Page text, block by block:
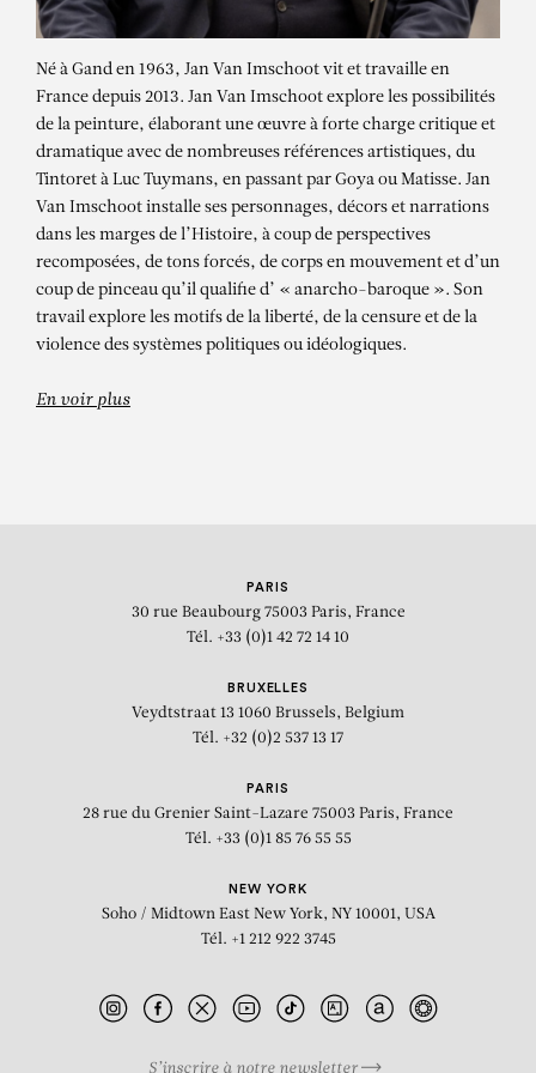
JAN VAN IMSCHOOT
La ignorancia de una mariposa azul
mexicana, 2023
Né à Gand en 1963, Jan Van Imschoot vit et travaille en
France depuis 2013. Jan Van Imschoot explore les possibilités
de la peinture, élaborant une œuvre à forte charge critique et
dramatique avec de nombreuses références artistiques, du
Tintoret à Luc Tuymans, en passant par Goya ou Matisse. Jan
Van Imschoot installe ses personnages, décors et narrations
dans les marges de l’Histoire, à coup de perspectives
recomposées, de tons forcés, de corps en mouvement et d’un
coup de pinceau qu’il qualifie d’ « anarcho-baroque ». Son
travail explore les motifs de la liberté, de la censure et de la
violence des systèmes politiques ou idéologiques.
En voir plus
PARIS
30 rue Beaubourg 75003 Paris, France
Tél. +33 (0)1 42 72 14 10
BRUXELLES
Veydtstraat 13 1060 Brussels, Belgium
Tél. +32 (0)2 537 13 17
PARIS
28 rue du Grenier Saint-Lazare 75003 Paris, France
Tél. +33 (0)1 85 76 55 55
NEW YORK
Soho / Midtown East New York, NY 10001, USA
Tél. +1 212 922 3745
S’inscrire à notre newsletter